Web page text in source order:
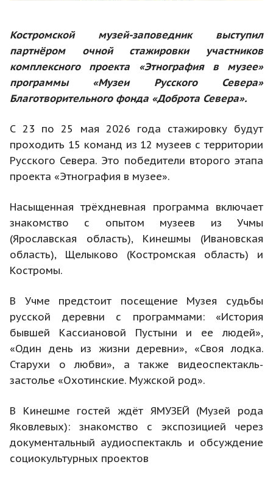
Костромской музей-заповедник выступил
партнёром очной стажировки участников
комплексного проекта «Этнография в музее»
программы «Музеи Русского Севера»
Благотворительного фонда «Доброта Севера».
С 23 по 25 мая 2026 года стажировку будут
проходить 15 команд из 12 музеев с территории
Русского Севера. Это победители второго этапа
проекта «Этнография в музее».
Насыщенная трёхдневная программа включает
знакомство с опытом музеев из Учмы
(Ярославская область), Кинешмы (Ивановская
область), Щелыково (Костромская область) и
Костромы.
В Учме предстоит посещение Музея судьбы
русской деревни с программами: «История
бывшей Кассиановой Пустыни и ее людей»,
«Один день из жизни деревни», «Своя лодка.
Старухи о любви», а также видеоспектакль-
застолье «Охотинские. Мужской род».
В Кинешме гостей ждёт ЯМУЗЕЙ (Музей рода
Яковлевых): знакомство с экспозицией через
документальный аудиоспектакль и обсуждение
социокультурных проектов